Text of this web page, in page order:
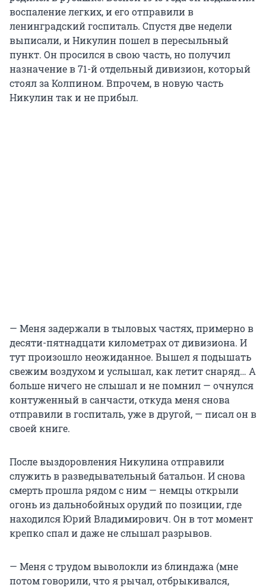
воспаление легких, и его отправили в
ленинградский госпиталь. Спустя две недели
выписали, и Никулин пошел в пересыльный
пункт. Он просился в свою часть, но получил
назначение в 71-й отдельный дивизион, который
стоял за Колпином. Впрочем, в новую часть
Никулин так и не прибыл.
— Меня задержали в тыловых частях, примерно в
десяти-пятнадцати километрах от дивизиона. И
тут произошло неожиданное. Вышел я подышать
свежим воздухом и услышал, как летит снаряд… А
больше ничего не слышал и не помнил — очнулся
контуженный в санчасти, откуда меня снова
отправили в госпиталь, уже в другой, — писал он в
своей книге.
После выздоровления Никулина отправили
служить в разведывательный батальон. И снова
смерть прошла рядом с ним — немцы открыли
огонь из дальнобойных орудий по позиции, где
находился Юрий Владимирович. Он в тот момент
крепко спал и даже не слышал разрывов.
— Меня с трудом выволокли из блиндажа (мне
потом говорили, что я рычал, отбрыкивался,